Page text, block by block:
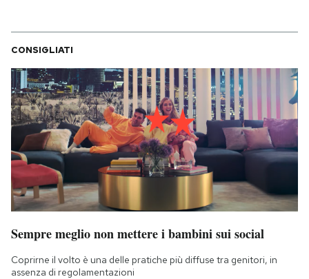
CONSIGLIATI
Sempre meglio non mettere i bambini sui social
Coprirne il volto è una delle pratiche più diffuse tra genitori, in
assenza di regolamentazioni